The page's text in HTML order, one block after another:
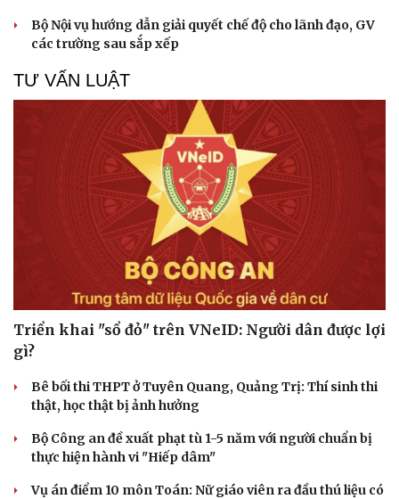
Dinh dưỡng - món ngon
Sản phụ khoa
Phòng mạch online
Ăn sạch sống khỏe
Đời sống
Nhà đẹp
Blog
Tình yêu - Gia đình
Bộ Nội vụ hướng dẫn giải quyết chế độ cho lãnh đạo, GV
các trường sau sắp xếp
TƯ VẤN LUẬT
Triển khai "sổ đỏ" trên VNeID: Người dân được lợi
gì?
Bê bối thi THPT ở Tuyên Quang, Quảng Trị: Thí sinh thi
thật, học thật bị ảnh hưởng
Bộ Công an đề xuất phạt tù 1-5 năm với người chuẩn bị
thực hiện hành vi "Hiếp dâm"
Vụ án điểm 10 môn Toán: Nữ giáo viên ra đầu thú liệu có